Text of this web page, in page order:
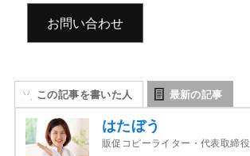
お問い合わせ
この記事を書いた人 最新の記事
はたぼう
販促コピーライター・代表取締役